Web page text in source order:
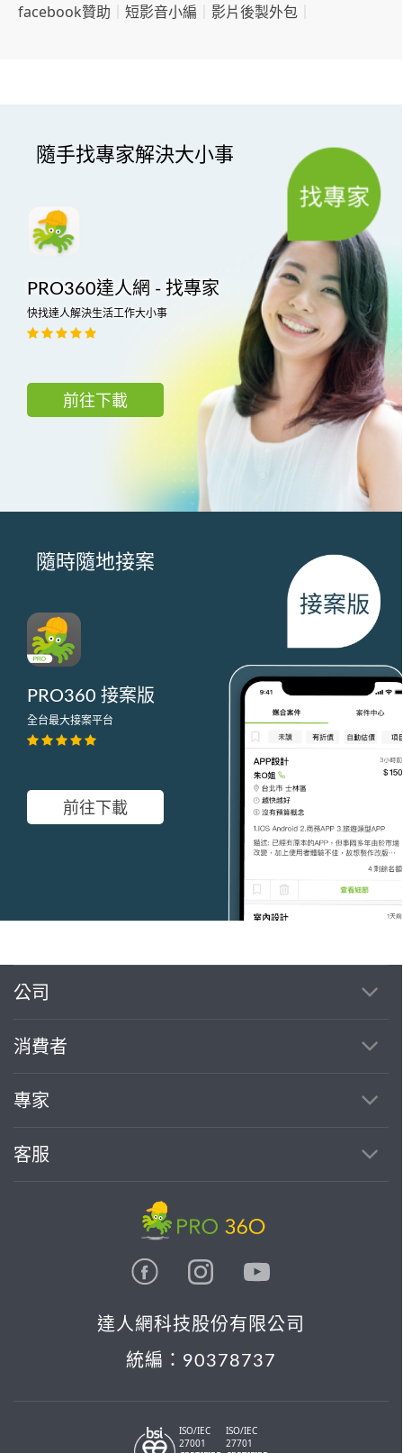
facebook贊助
短影音小編 影片後製外包
隨手找專家解決大小事
PRO360達人網 - 找專家
快找達人解決生活工作大小事
前往下載
隨時隨地接案
PRO360 接案版
全台最大接案平台
前往下載
公司
消費者
專家
客服
達人網科技股份有限公司
統編：90378737
ISO/IEC
27001
ISO/IEC
27701
繼續完成